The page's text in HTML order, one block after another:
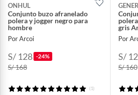
ONHUL
Conjunto buzo afranelado
polera y jogger negro para
hombre
Por Arcoi
S/ 128 -24%
S/ 168
(1)
gris
Por
S/
S/ 160